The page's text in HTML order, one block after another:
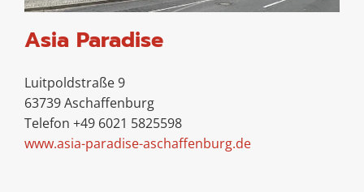
Asia Paradise
Luitpoldstraße 9
63739 Aschaffenburg
Telefon +49 6021 5825598
www.asia-paradise-aschaffenburg.de